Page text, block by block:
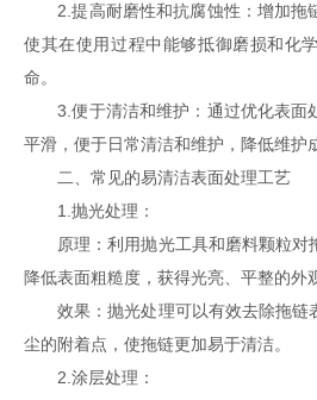
2.提高耐磨性和抗腐蚀性：增加拖
使其在使用过程中能够抵御磨损和化
命。
3.便于清洁和维护：通过优化表面
平滑，便于日常清洁和维护，降低维护
二、常见的易清洁表面处理工艺
1.抛光处理：
原理：利用抛光工具和磨料颗粒对
降低表面粗糙度，获得光亮、平整的外
效果：抛光处理可以有效去除拖链
尘的附着点，使拖链更加易于清洁。
2.涂层处理：